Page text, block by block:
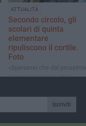
ATTUALITÀ
Secondo circolo, gli
scolari di quinta
elementare
ripuliscono il cortile.
Foto
«Speriamo che dal prossimo
anno qualcuno ne abbia
Iscriviti